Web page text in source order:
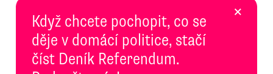
Když chcete pochopit, co se
děje v domácí politice, stačí
číst Deník Referendum.
×